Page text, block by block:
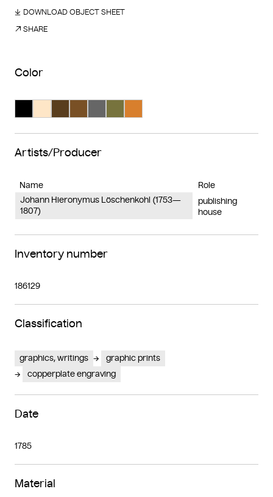
DOWNLOAD OBJECT SHEET
SHARE
Color
Artists/Producer
Name
Role
Johann Hieronymus Löschenkohl (1753—
1807)
publishing
house
Inventory number
186129
Classification
graphics, writings
graphic prints
copperplate engraving
Date
1785
Material